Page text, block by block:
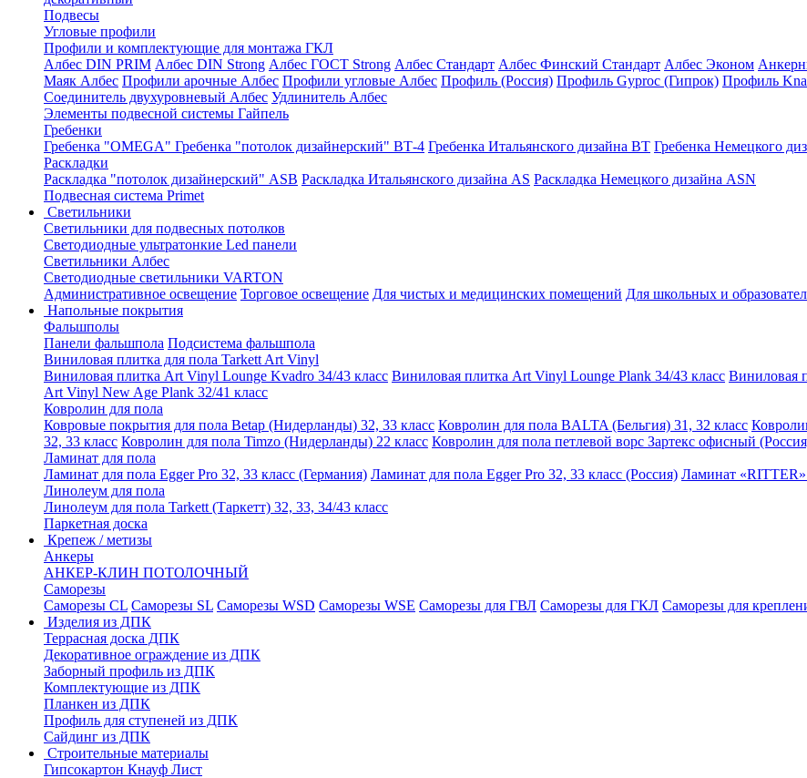
Подвесы
Угловые профили
Профили и комплектующие для монтажа ГКЛ
Албес DIN PRIM Албес DIN Strong Албес ГОСТ Strong Албес Стандарт Албес Финский Стандарт Албес Эконом
Маяк Албес Профили арочные Албес Профили угловые Албес Профиль (Россия) Профиль Gyproc (Гипрок) Профиль
Соединитель двухуровневый Албес Удлинитель Албес
Элементы подвесной системы Гайпель
Гребенки
Гребенка "OMEGA" Гребенка "потолок дизайнерский" ВТ-4 Гребенка Итальянского дизайна BT Гребенка Немецкого
Раскладки
Раскладка "потолок дизайнерский" ASB Раскладка Итальянского дизайна AS Раскладка Немецкого дизайна АSN
Подвесная система Primet
Светильники
Светильники для подвесных потолков
Светодиодные ультратонкие Led панели
Светильники Албес
Светодиодные светильники VARTON
Административное освещение Торговое освещение Для чистых и медицинских помещений Для школьных и
Напольные покрытия
Фальшполы
Панели фальшпола Подсистема фальшпола
Виниловая плитка для пола Tarkett Art Vinyl
Виниловая плитка Art Vinyl Lounge Kvadro 34/43 класс Виниловая плитка Art Vinyl Lounge Plank 34/43 класс Виниловая
Art Vinyl New Age Plank 32/41 класс
Ковролин для пола
Ковровые покрытия для пола Betap (Нидерланды) 32, 33 класс Ковролин для пола BALTA (Бельгия) 31, 32 класс
32, 33 класс Ковролин для пола Timzo (Нидерланды) 22 класс Ковролин для пола петлевой ворс Зартекс офисный
Ламинат для пола
Ламинат для пола Egger Pro 32, 33 класс (Германия) Ламинат для пола Egger Pro 32, 33 класс (Россия) Ламинат «RITTER»
Линолеум для пола
Линолеум для пола Tarkett (Таркетт) 32, 33, 34/43 класс
Паркетная доска
Крепеж / метизы
Анкеры
АНКЕР-КЛИН ПОТОЛОЧНЫЙ
Саморезы
Саморезы CL Саморезы SL Саморезы WSD Саморезы WSE Саморезы для ГВЛ Саморезы для ГКЛ Саморезы для
Изделия из ДПК
Террасная доска ДПК
Декоративное ограждение из ДПК
Заборный профиль из ДПК
Комплектующие из ДПК
Планкен из ДПК
Профиль для ступеней из ДПК
Сайдинг из ДПК
Строительные материалы
Гипсокартон Кнауф Лист